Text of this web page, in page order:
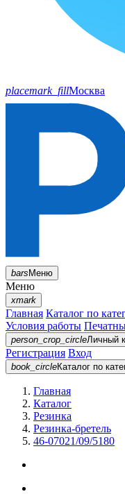
placemark_fillМосква
barsМеню
Меню
xmark
Главная Каталог по
Условия работы
person_crop_circleЛичный
Регистрация Вход
book_circleКаталог по
Главная
Каталог
Резинка
Резинка-бретель
46-07021/09/5180